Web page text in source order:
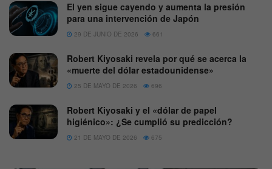
El yen sigue cayendo y aumenta la presión
para una intervención de Japón
29 DE JUNIO DE 2026 661
Robert Kiyosaki revela por qué se acerca la
«muerte del dólar estadounidense»
25 DE MAYO DE 2026 696
Robert Kiyosaki y el «dólar de papel
higiénico»: ¿Se cumplió su predicción?
21 DE MAYO DE 2026 675